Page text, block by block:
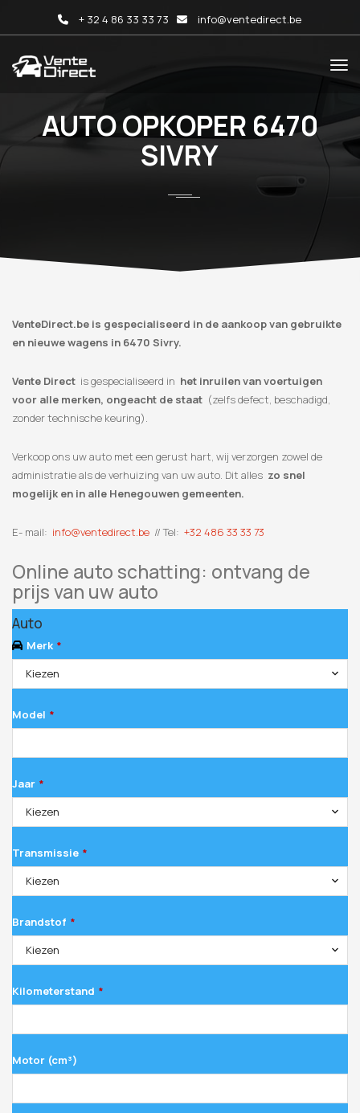
+ 32 4 86 33 33 73 info@ventedirect.be
AUTO OPKOPER 6470
SIVRY
VenteDirect.be is gespecialiseerd in de aankoop van gebruikte
en nieuwe wagens in 6470 Sivry.
Vente Direct is gespecialiseerd in het inruilen van voertuigen
voor alle merken, ongeacht de staat (zelfs defect, beschadigd,
zonder technische keuring).
Verkoop ons uw auto met een gerust hart, wij verzorgen zowel de
administratie als de verhuizing van uw auto. Dit alles zo snel
mogelijk en in alle Henegouwen gemeenten.
E- mail: info@ventedirect.be // Tel: +32 486 33 33 73
Online auto schatting: ontvang de
prijs van uw auto
Auto
Merk *
Kiezen
Model *
Jaar *
Kiezen
Transmissie *
Kiezen
Brandstof *
Kiezen
Kilometerstand *
Motor (cm³)